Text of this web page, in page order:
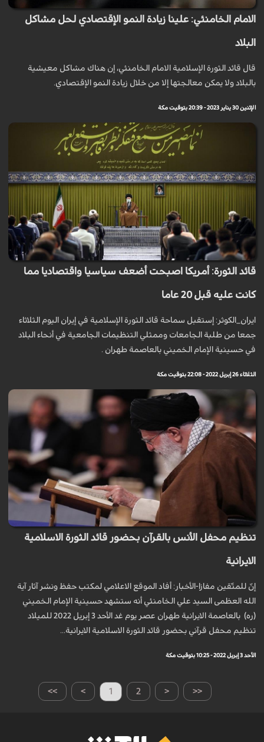
الامام الخامنئي: علينا زيادة النمو الإقتصادي لحل مشاكل
البلاد
قال قائد الثورة الإسلامية الامام الخامنئي، إن هناك مشاكل معيشية
بالبلاد ولا يمكن معالجتها إلا من خلال زيادة النمو الإقتصادي.
الإثنين 30 يناير 2023 - 20:39 بتوقيت مكة
قائد الثورة: أمريكا اصبحت أضعف سياسيا واقتصاديا مما
كانت عليه قبل 20 عاما
ايران_الكوثر: إستقبل سماحة قائد الثورة الإسلامية في إيران اليوم الثلاثاء
جمعا من طلبة الجامعات وممثلي التنظيمات الجامعية في أنحاء البلاد
في حسينية الإمام الخميني بالعاصمة طهران .
الثلاثاء 26 إبريل 2022 - 22:08 بتوقيت مكة
تنظيم محفل الأنس بالقرآن بحضور قائد الثورة الاسلامية
الايرانية
إنّ للمتّقين مفازا-الأخبار: أفاد الموقع الاعلامي لمكتب حفظ ونشر آثار آية
الله العظمى السيد علي الخامنئي أنه ستشهد حسينية الإمام الخميني
(ره) بالعاصمة الايرانية طهران عصر يوم غد الأحد 3 إبريل 2022 للميلاد
تنظيم محفل قرآني بحضور قائد الثورة الاسلامية الايرانية...
الأحد 3 إبريل 2022 - 10:25 بتوقيت مكة
>> > 1 2 < <<